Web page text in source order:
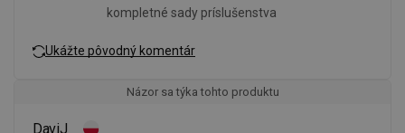
kompletné sady príslušenstva
Ukážte pôvodný komentár
Názor sa týka tohto produktu
DaviJ